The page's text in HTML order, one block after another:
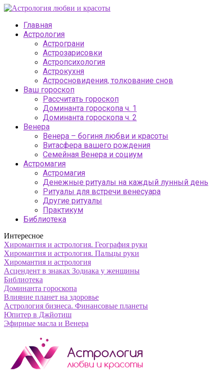
Главная
Астрология
Астрограни
Астрозарисовки
Астропсихология
Астрокухня
Астросновидения, толкование снов
Ваш гороскоп
Рассчитать гороскоп
Доминанта гороскопа ч. 1
Доминанта гороскопа ч. 2
Венера
Венера – богиня любви и красоты
Витасфера вашего рождения
Семейная Венера и социум
Астромагия
Астромагия
Денежные ритуалы на каждый лунный день
Ритуалы для встречи венесуара
Другие ритуалы
Практикум
Библиотека
Интересное
Хиромантия и астрология. География руки
Хиромантия и астрология. Пальцы руки
Хиромантия и астрология
Асцендент в знаках Зодиака у женщины
Библиотека
Доминанта гороскопа
Влияние планет на здоровье
Астрология бизнеса. Финансовые планеты
Юпитер в Джйотиш
Эфирные масла и Венера